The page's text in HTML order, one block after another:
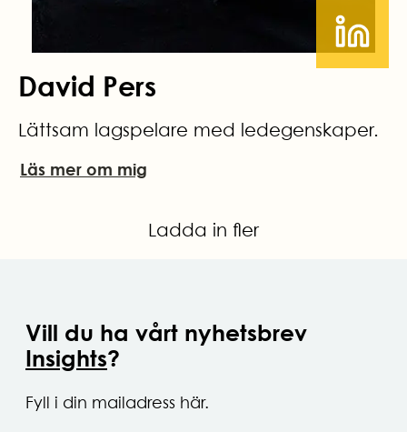
David Pers
Lättsam lagspelare med ledegenskaper.
Läs mer om mig
Ladda in fler
Vill du ha vårt nyhetsbrev
Insights?
Fyll i din mailadress här.